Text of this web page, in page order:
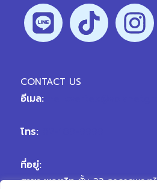
CONTACT US
อีเมล:
โทร:
ที่อยู่:
สาขา พญาไทชั้น 33 อาคารพญา